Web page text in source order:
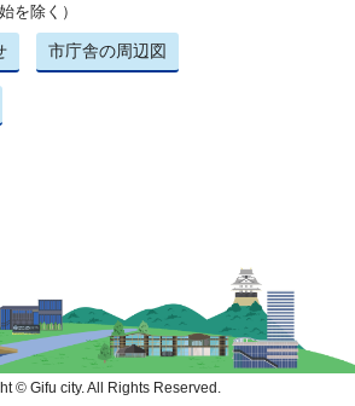
を除く）
市庁舎の周辺図
© Gifu city. All Rights Reserved.